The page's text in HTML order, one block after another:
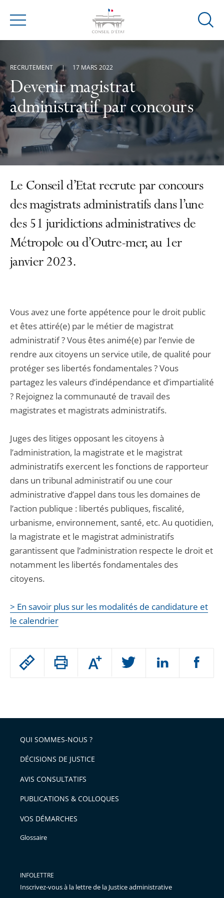
Menu
Ouvrir
Devenir magistrat
administratif par concours
RECRUTEMENT 17 MARS 2022
Passer
arriver
après
Augmenter
ou
l'article
pour
avant
Le Conseil d’Etat recrute par concours
des magistrats administratifs dans l’une
des 51 juridictions administratives de
Métropole ou d’Outre-mer, au 1er
janvier 2023.
Vous avez une forte appétence pour le droit public
et êtes attiré(e) par le métier de magistrat
administratif ? Vous êtes animé(e) par l’envie de
rendre aux citoyens un service utile, de qualité pour
protéger ses libertés fondamentales ? Vous
partagez les valeurs d’indépendance et d’impartialité
? Rejoignez la communauté de travail des
magistrates et magistrats administratifs.
Juges des litiges opposant les citoyens à
l’administration, la magistrate et le magistrat
administratifs exercent les fonctions de rapporteur
dans un tribunal administratif ou une cour
administrative d’appel dans tous les domaines de
l’action publique : libertés publiques, fiscalité,
urbanisme, environnement, santé, etc. Au quotidien,
la magistrate et le magistrat administratifs
garantissent que l’administration respecte le droit et
notamment les libertés fondamentales des
citoyens.
> En savoir plus sur les modalités de candidature et
le calendrier
QUI SOMMES-NOUS ?
DÉCISIONS DE JUSTICE
AVIS CONSULTATIFS
PUBLICATIONS & COLLOQUES
VOS DÉMARCHES
Glossaire
INFOLETTRE
Inscrivez-vous à la lettre de la Justice administrative